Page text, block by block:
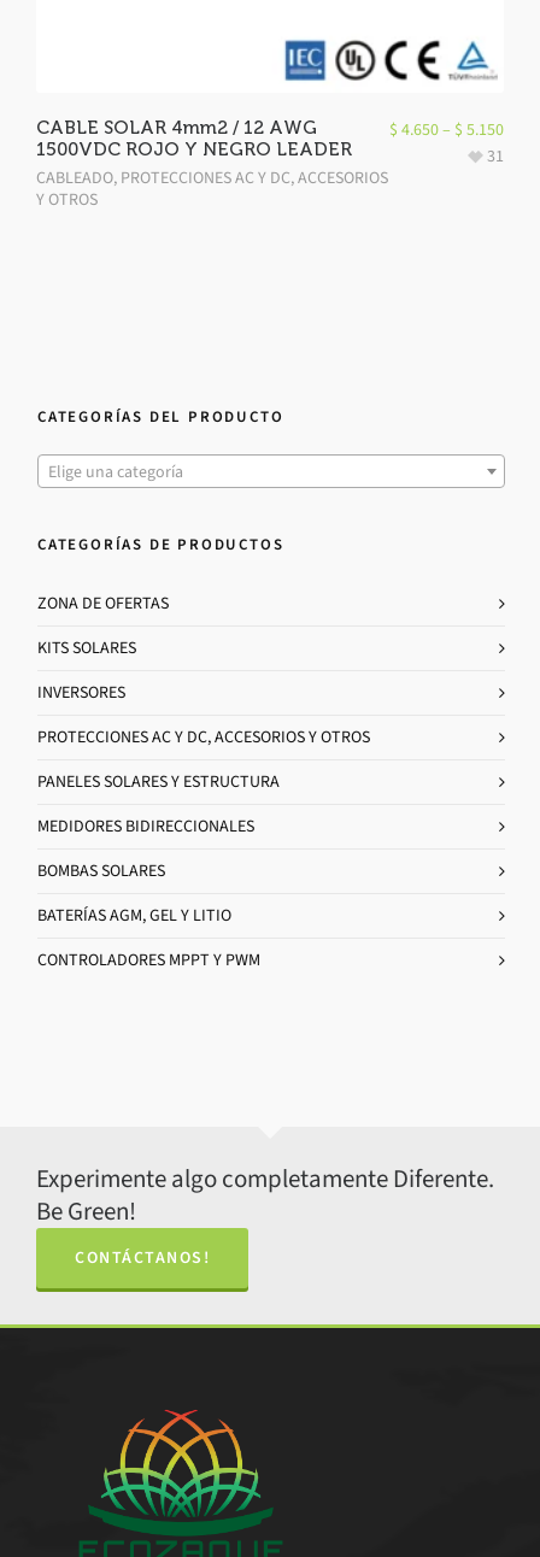
CABLE SOLAR 4mm2 / 12 AWG
1500VDC ROJO Y NEGRO LEADER
CABLEADO, PROTECCIONES AC Y DC, ACCESORIOS
Y OTROS
$ 4.650– $ 5.150
31
CATEGORÍAS DEL PRODUCTO
Elige una categoría
CATEGORÍAS DE PRODUCTOS
ZONA DE OFERTAS
KITS SOLARES
INVERSORES
PROTECCIONES AC Y DC, ACCESORIOS Y OTROS
PANELES SOLARES Y ESTRUCTURA
MEDIDORES BIDIRECCIONALES
BOMBAS SOLARES
BATERÍAS AGM, GEL Y LITIO
CONTROLADORES MPPT Y PWM
Experimente algo completamente Diferente.
Be Green!
CONTÁCTANOS!